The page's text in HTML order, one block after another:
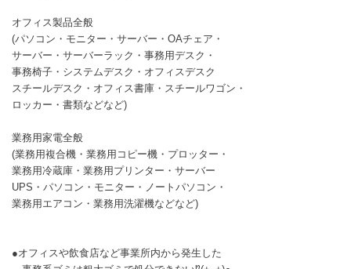
オフィス製品全般
(パソコン・モニター・サーバー・OAチェア・
サーバー・サーバーラック・事務用デスク・
事務椅子・システムデスク・オフィスデスク
スチールデスク・オフィス書庫・スチールワゴン・
ロッカー・書類などなど)
業務用家電全般
(業務用複合機・業務用コピー機・プロッター・
業務用冷蔵庫・業務用プリンター・サーバー
UPS・パソコン・モニター・ノートパソコン・
業務用エアコン・業務用洗濯機などなど)
●オフィスや飲食店など事業所内から発生した